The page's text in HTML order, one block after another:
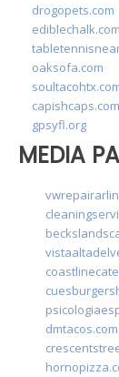
drogopets.com
ediblechalk.com
oaksofa.com
capishcaps.com
gpsyfl.org
MEDIA
dmtacos.com